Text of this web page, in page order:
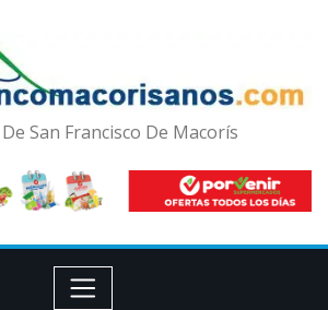
San Francisco De Macorís